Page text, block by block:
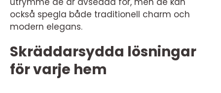
också spegla både traditionell charm och
modern elegans.
Skräddarsydda lösningar
för varje hem